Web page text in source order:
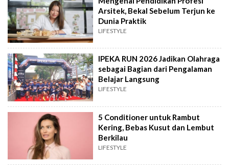
Arsitek, Bekal Sebelum Terjun ke
Dunia Praktik
LIFESTYLE
IPEKA RUN 2026 Jadikan Olahraga
sebagai Bagian dari Pengalaman
Belajar Langsung
LIFESTYLE
5 Conditioner untuk Rambut
Kering, Bebas Kusut dan Lembut
Berkilau
LIFESTYLE